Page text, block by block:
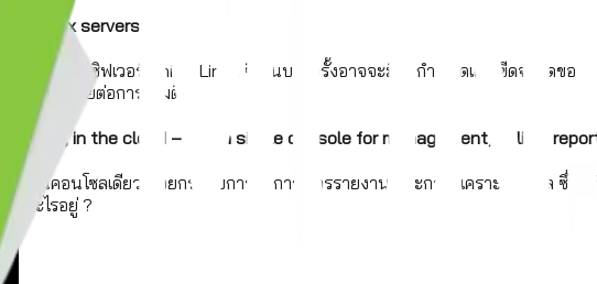
Linux servers.
รณ์แบบบนเซิฟเวอร์ Unix / Linux ซึ่งในบางครั้งอาจจะมีข้อกำหนดและขีดจำกัดข
าดใหญ่ง่ายต่อการโจมตี
in the cloud – into a single console for management, policy,
เป็นคอนโซลเดียวเพื่อยกระดับการจัดการ การรายงาน และการวิเคราะห์ข้อมูล
ออะไรอยู่ ?